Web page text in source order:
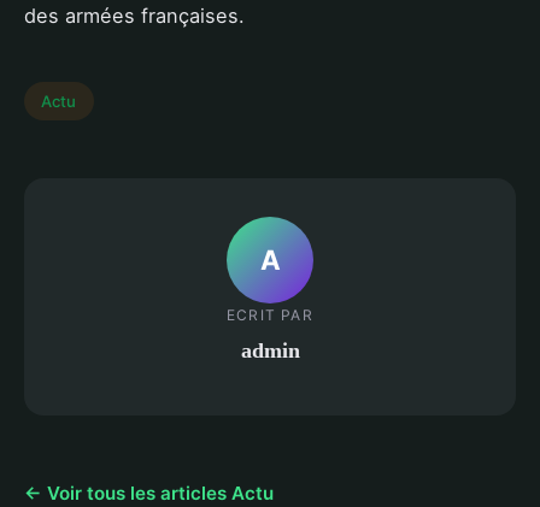
des armées françaises.
Actu
A
ECRIT PAR
admin
← Voir tous les articles Actu